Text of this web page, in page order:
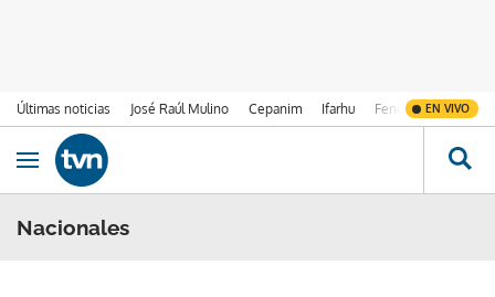
Últimas noticias José Raúl Mulino Cepanim Ifarhu Fenómeno de El
EN VIVO
Ir al contenido
Obrir navegació
Nacionales